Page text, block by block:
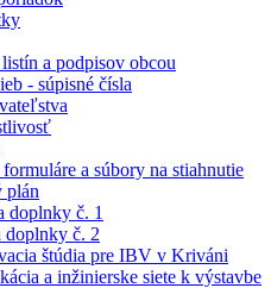
a podpisov obcou
- súpisné čísla
a súbory na stiahnutie
plán
doplnky č. 1
doplnky č. 2
štúdia pre IBV v Kriváni
a inžinierske siete k výstavbe